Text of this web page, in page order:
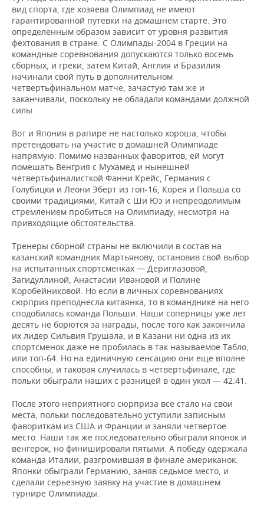
вид спорта, где хозяева Олимпиад не имеют
гарантированной путевки на домашнем старте. Это
определенным образом зависит от уровня развития
фехтования в стране. С Олимпады-2004 в Греции на
командные соревнования допускаются только восемь
сборных, и греки, затем Китай, Англия и Бразилия
начинали свой путь в дополнительном
четвертьфинальном матче, зачастую там же и
заканчивали, поскольку не обладали командами должной
силы.
Вот и Япония в рапире не настолько хороша, чтобы
претендовать на участие в домашней Олимпиаде
напрямую. Помимо названных фаворитов, ей могут
помешать Венгрия с Мухамед и нынешней
четвертьфиналисткой Фанни Крейс, Германия с
Голубицки и Леони Эберт из топ-16, Корея и Польша со
своими традициями, Китай с Ши Юэ и непреодолимым
стремлением пробиться на Олимпиаду, несмотря на
привходящие обстоятельства.
Тренеры сборной страны не включили в состав на
казанский командник Мартьянову, остановив свой выбор
на испытанных спортсменках — Дериглазовой,
Загидуллиной, Анастасии Ивановой и Полине
Коробейниковой. Но если в личных соревнованиях
сюрприз преподнесла китаянка, то в команднике на него
сподобилась команда Польши. Наши соперницы уже лет
десять не борются за награды, после того как закончила
их лидер Сильвия Грушала, и в Казани ни одна из их
спортсменок даже не пробилась в так называемое Табло,
или топ-64. Но на единичную сенсацию они еще вполне
способны, и таковая случилась в четвертьфинале, где
польки обыграли наших с разницей в один укол — 42:41.
После этого неприятного сюрприза все стало на свои
места, польки последовательно уступили записным
фавориткам из США и Франции и заняли четвертое
место. Наши так же последовательно обыграли японок и
венгерок, но финишировали пятыми. А победу одержала
команда Италии, разгромившая в финале американок.
Японки обыграли Германию, заняв седьмое место, и
сделали серьезную заявку на участие в домашнем
турнире Олимпиады.